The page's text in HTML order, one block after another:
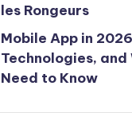
les Rongeurs
Mobile App in
Technologies, and
Need to Know